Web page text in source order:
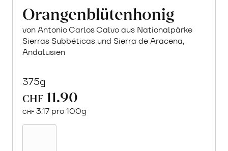
Orangenblütenhonig
von Antonio Carlos Calvo aus Nationalpärke
Sierras Subbéticas und Sierra de Aracena,
Andalusien
375g
CHF 11.90
CHF 3.17 pro 100g